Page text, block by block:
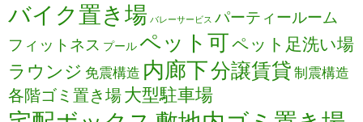
バイク置き場 バレーサービス パーティールーム
フィットネス プールペット可ペット足洗い場
ラウンジ 免震構造 内廊下分譲賃貸制震構造
各階ゴミ置き場大型駐車場